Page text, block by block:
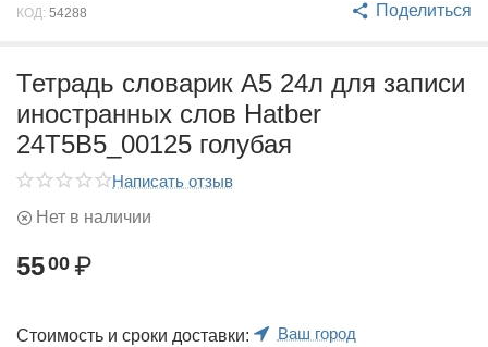
КОД: 54288 Поделиться
Тетрадь словарик А5 24л для записи
иностранных слов Hatber
24Т5В5_00125 голубая
Написать отзыв
Нет в наличии
5500 ₽
Стоимость и сроки доставки:
Ваш город